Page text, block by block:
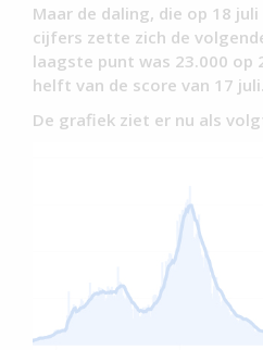
Maar de daling, die op 18
cijfers zette zich de
laagste punt was 23.000 op
helft van de score van 17 juli.
De grafiek ziet er nu als